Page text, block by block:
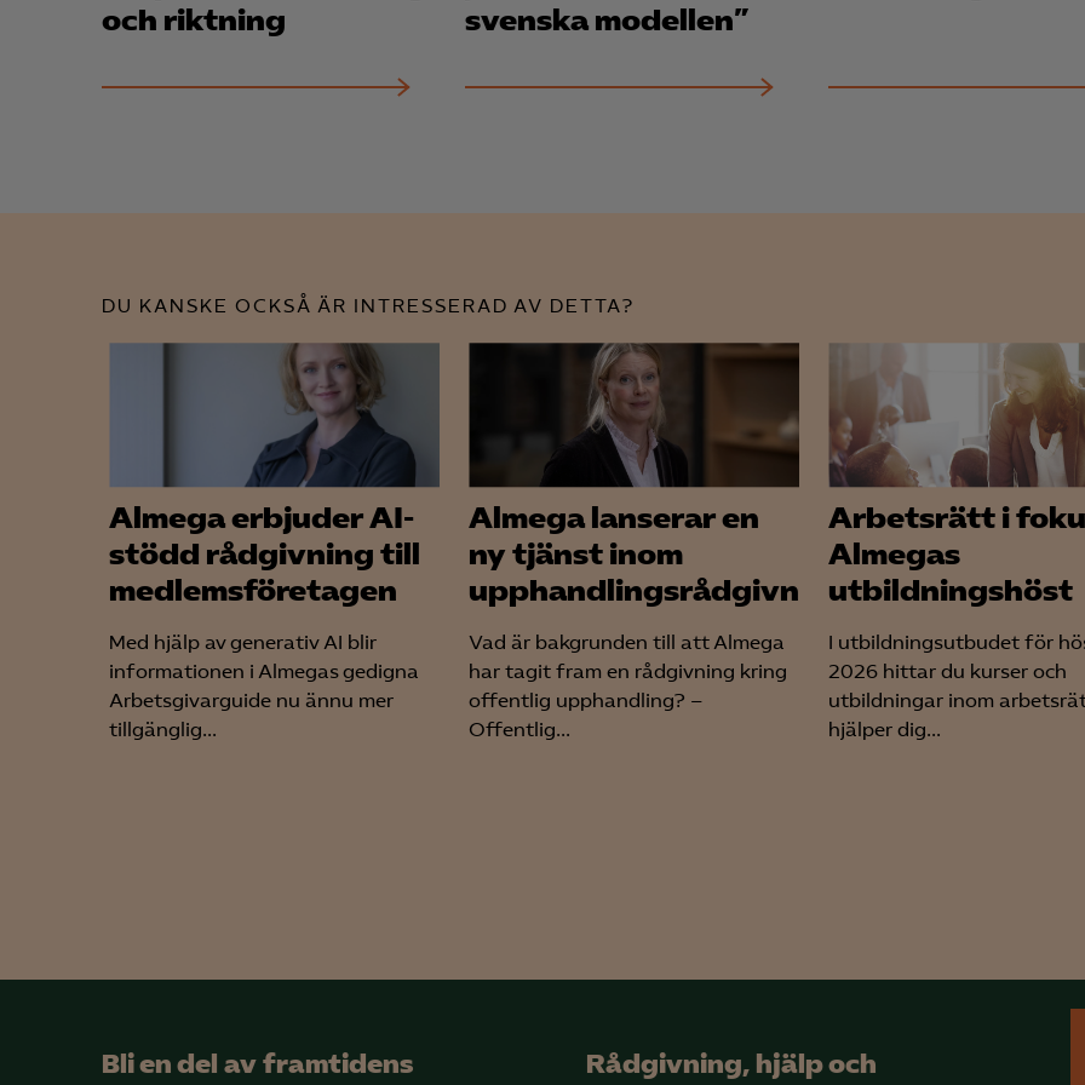
Leadfeeder
Microsoft Ads
och riktning
svenska modellen”
DU KANSKE OCKSÅ ÄR INTRESSERAD AV DETTA?
Almega erbjuder AI-
stödd rådgivning till
medlemsföretagen
Med hjälp av generativ AI blir
informationen i Almegas gedigna
Arbetsgivarguide nu ännu mer
tillgänglig...
Almega lanserar en
ny tjänst inom
upphandlingsrådgivning
Vad är bakgrunden till att Almega
har tagit fram en rådgivning kring
offentlig upphandling? –
Offentlig...
Arbetsrätt i
Almegas
utbildningshöst
I utbildningsutbudet för
2026 hittar du kurser och
utbildningar inom
hjälper dig...
Bli en del av framtidens
Rådgivning, hjälp och